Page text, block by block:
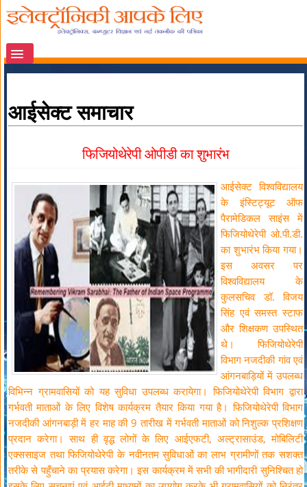
आईसेक्ट समाचार
फिजियोथेरेपी ओपीडी का शुभारंभ
आईसेक्ट विश्वविद्यालय
के इंस्टिट्यूट ऑफ
पैरामेडिकल साइंस में
फिजियोथेरेपी ओ.पी.डी.
का शुभारंभ किया गया।
इस अवसर पर
विश्वविद्यालय के
कुलसचिव डॉ. विजय
सिंह एवं समस्त स्टाफ
और शिक्षकण उपस्थित
थे। फिजियोथेरेपी
विभाग नजदीकी गांव एवं
आंगनबाड़ियों में उपलब्ध
विभिन्न ग्रामवासियों को यह सुविधा उपलब्ध करायेगा। फिजियोथेरेपी विभाग द्वारा
गर्भवती माताओं के लिए विशेष कार्यक्रम तैयार किया गया है। फिजियोथेरेपी विभाग
नजदीकी आंगनबाड़ी में हर माह की 9 तारीख में गर्भवती माताओं को निशुल्क प्रशिक्षण
प्रदान करेगा। साथ ही वृद्ध लोगों के लिए आईएफटी, अल्ट्रासाउंड, मोबिलिटी
एक्ससाइज तथा फिजियोथेरेपी के नवीनतम सुविधाओं का लाभ ग्रामीणों तक सशक्त
तरीके से पहुँचाने का प्रयास करेगा। इस कार्यक्रम में सभी की भागीदारी सुनिश्चित हो